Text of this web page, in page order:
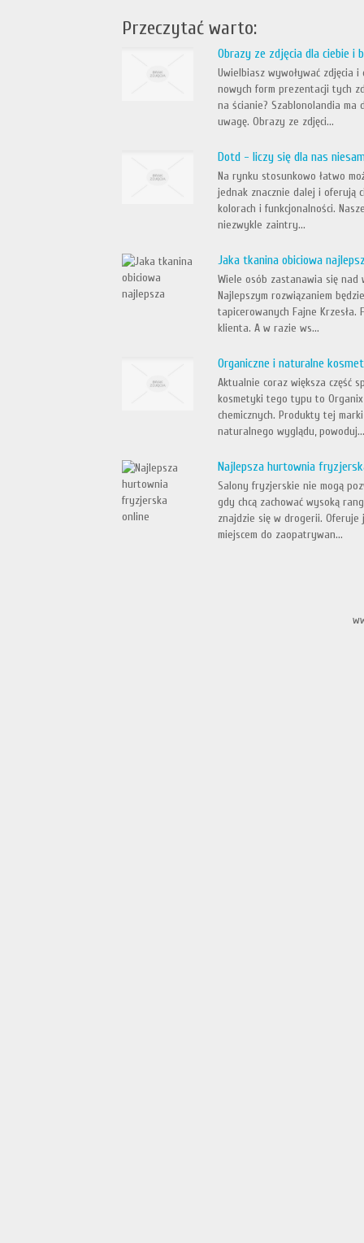
Przeczytać warto:
Obrazy ze zdjęcia dla ciebie i
Uwielbiasz wywoływać zdjęcia
nowych form prezentacji tych
na ścianie? Szablonolandia
uwagę. Obrazy ze zdjęci...
Dotd - liczy się dla nas
Na rynku stosunkowo łatwo
jednak znacznie dalej i oferują
kolorach i funkcjonalności.
niezwykle zaintry...
Jaka tkanina obiciowa
Wiele osób zastanawia się nad
Najlepszym rozwiązaniem
tapicerowanych Fajne
klienta. A w razie ws...
Organiczne i naturalne
Aktualnie coraz większa część
kosmetyki tego typu to
chemicznych. Produkty tej
naturalnego wyglądu,
Najlepsza hurtownia
Salony fryzjerskie nie mogą
gdy chcą zachować wysoką
znajdzie się w drogerii.
miejscem do zaopatrywan...